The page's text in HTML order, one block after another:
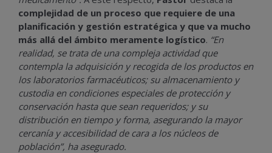
complejidad de un proceso que requiere de una
planificación y gestión estratégica y que va mucho
más allá del ámbito meramente logístico. “En
realidad, se trata de una compleja actividad que
contempla la adquisición y recogida de los productos en
los laboratorios farmacéuticos; su almacenamiento y
custodia en condiciones especiales de protección y
conservación hasta que sean requeridos; y su
distribución en tiempo y forma, asegurando la mayor
cercanía y accesibilidad de cara a los núcleos de
población”, ha asegurado.